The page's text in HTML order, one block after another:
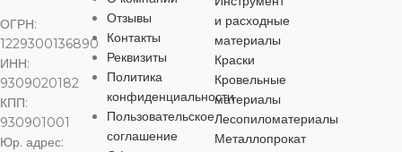
68 мм
ШИРИНА
68 мм
ШИРИНА
ОГРН:
1229300136890
ИНН:
9309020182
КПП:
930901001
Юр. адрес:
Отзывы
Контакты
Реквизиты
Политика
конфиденциальности
Пользовательское
соглашение
и расходные
материалы
Краски
Кровельные
материалы
Лесопиломатериалы
Металлопрокат